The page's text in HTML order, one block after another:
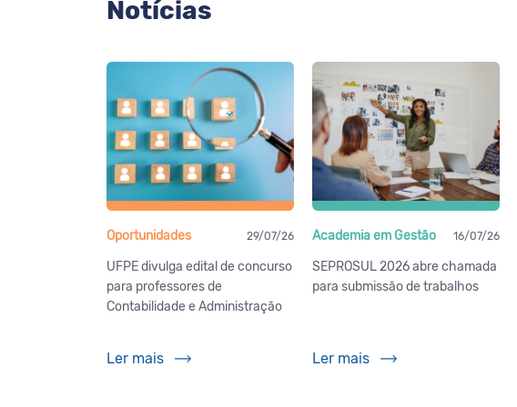
Notícias
Oportunidades 29/07/26
UFPE divulga edital de concurso
para professores de
Contabilidade e Administração
Ler mais
Academia em Gestão 16/07/26
SEPROSUL 2026 abre chamada
para submissão de trabalhos
Ler mais